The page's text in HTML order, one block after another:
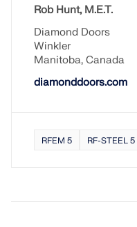
Rob Hunt, M.E.T.
Diamond Doors
Winkler
Manitoba, Canada
diamonddoors.com
RFEM 5 RF-STEEL 5